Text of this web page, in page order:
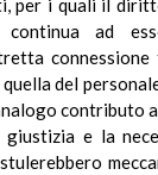
per i quali il
continua ad
del
contributo
giustizia e la